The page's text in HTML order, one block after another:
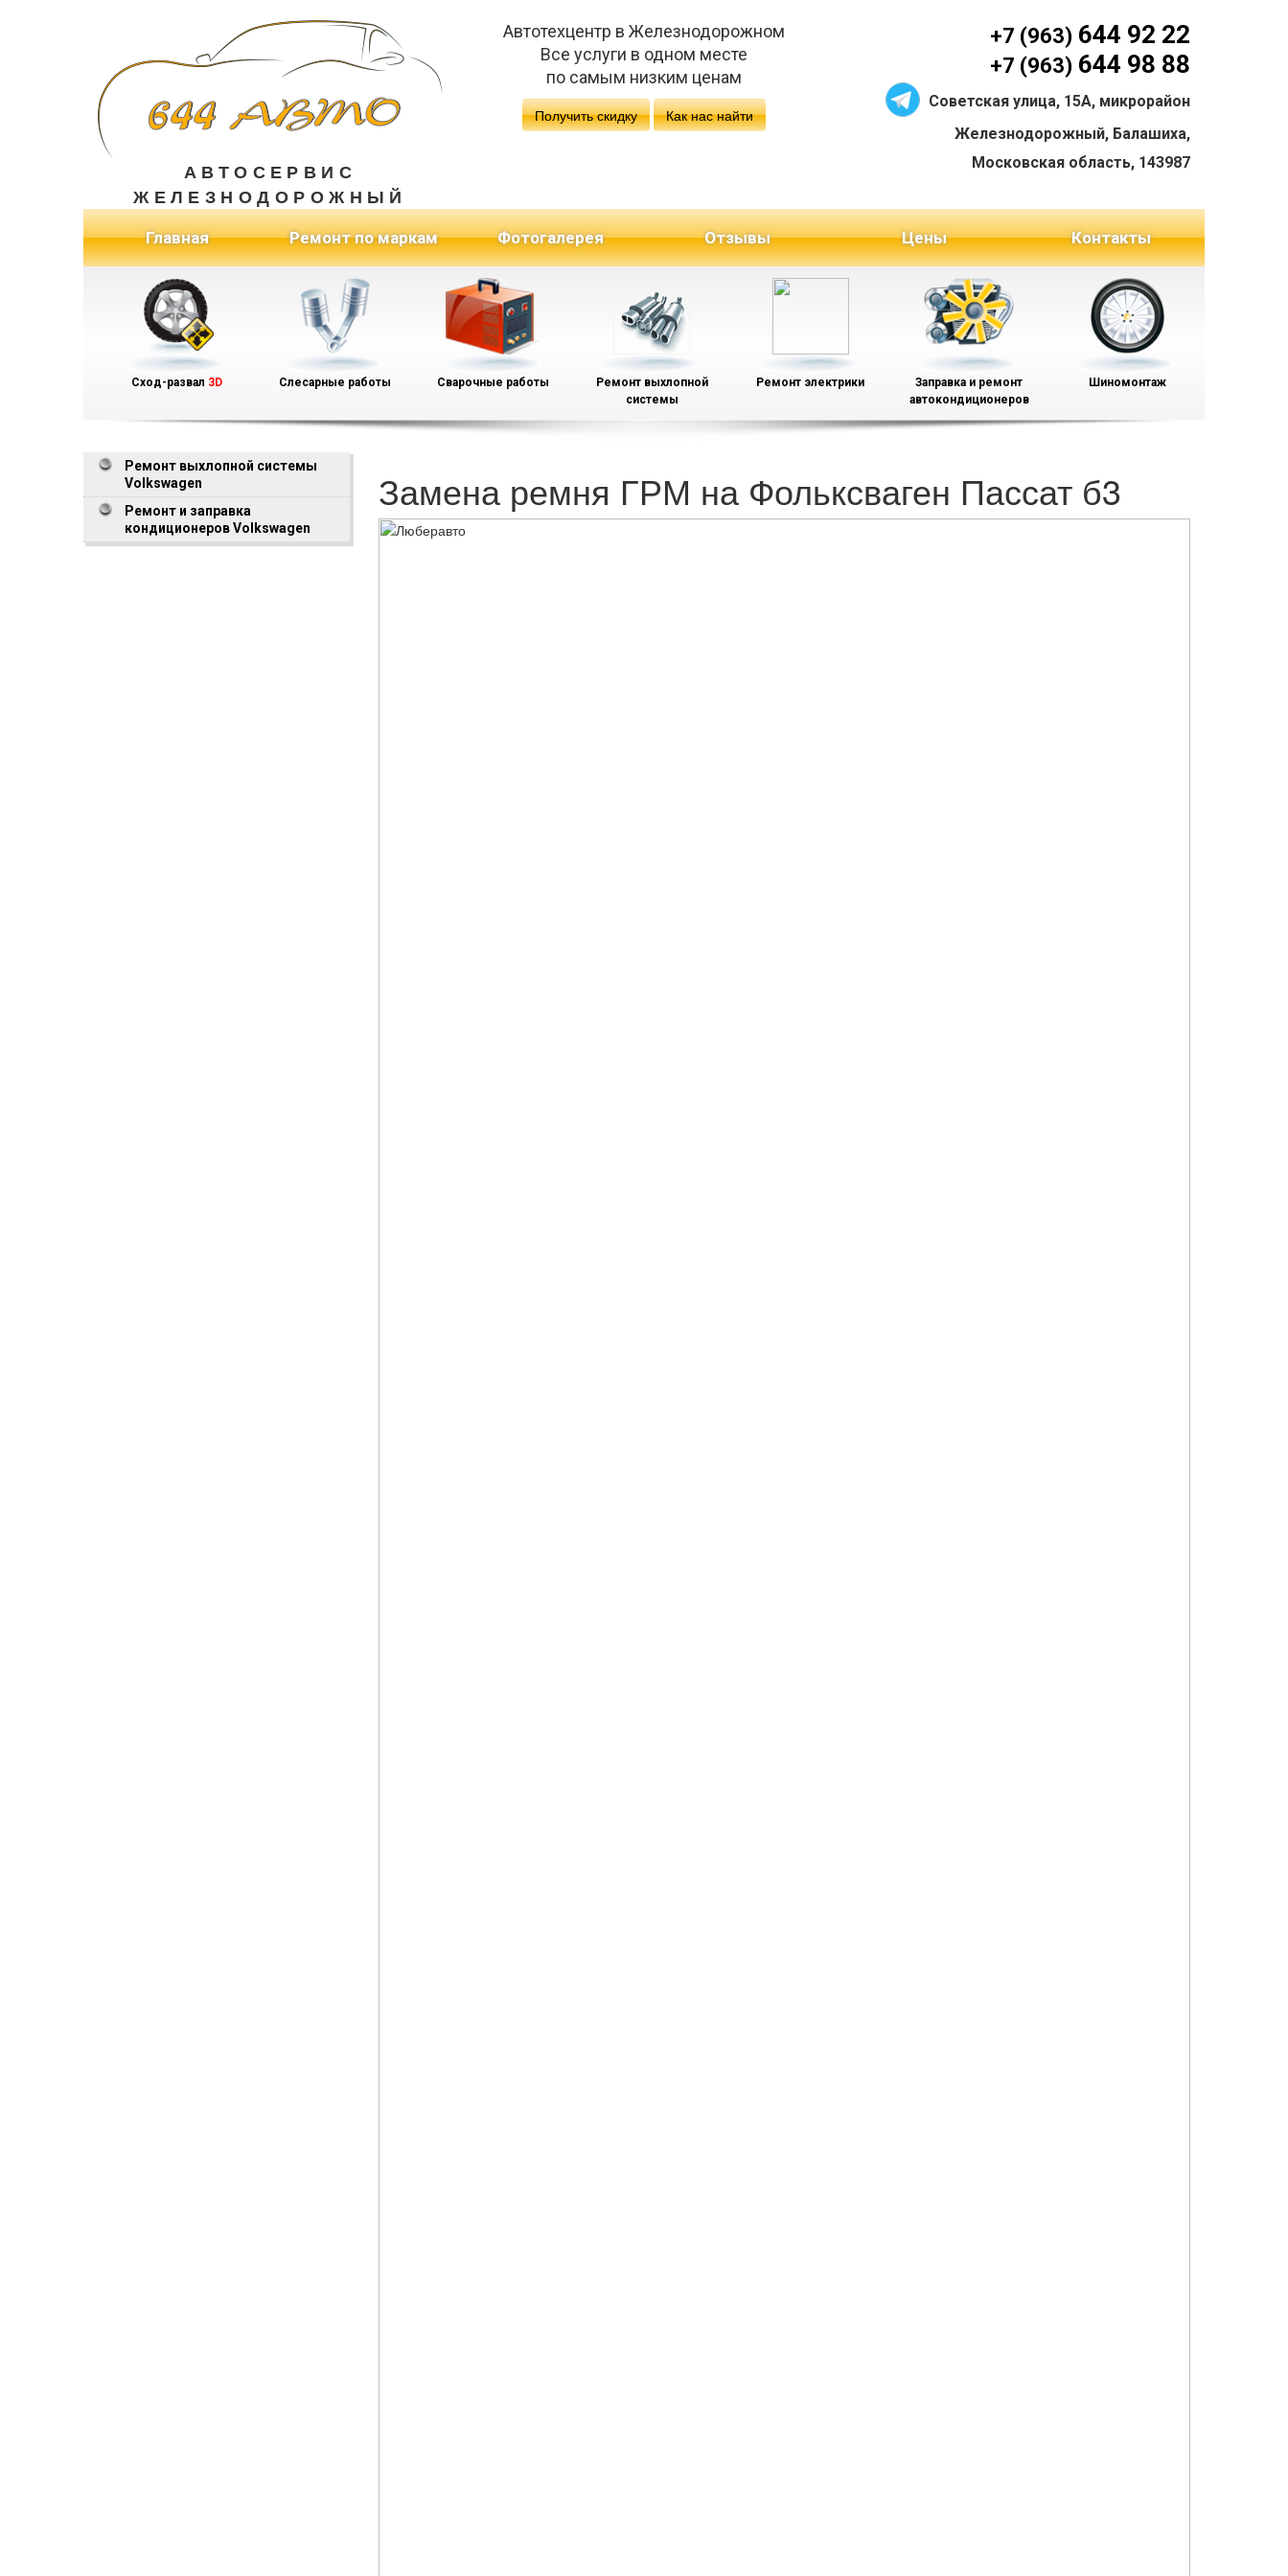
АВТОСЕРВИС
ЖЕЛЕЗНОДОРОЖНЫЙ
Автотехцентр в Железнодорожном
Все услуги в одном месте
по самым низким ценам
Получить скидку Как нас найти
+7 (963) 644 92 22
+7 (963) 644 98 88
Советская улица, 15А, микрорайон
Железнодорожный, Балашиха,
Московская область, 143987
Главная(current) Ремонт по маркам Фотогалерея Отзывы Цены Контакты
Сход-развал 3D Слесарные работы Сварочные работы
Ремонт выхлопной
системы
Ремонт электрики
Заправка и ремонт
автокондиционеров
Шиномонтаж
Ремонт выхлопной системы
Volkswagen
Ремонт и заправка
кондиционеров Volkswagen
Замена ремня ГРМ на Фольксваген Пассат б3